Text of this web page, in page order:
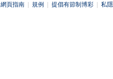
網頁指南 規例 提倡有節制博彩 私